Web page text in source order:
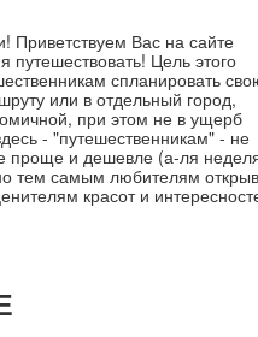
Приветствуем Вас на сайте
Цель этого
спланировать
или в отдельный город,
при этом не в ущерб
- "путешественникам" - не
проще и дешевле (а-ля
тем самым любителям
красот и